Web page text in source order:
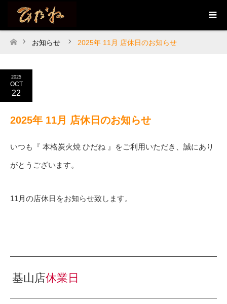
ホーム
お知らせ 2025年 11月 店休日のお知らせ
2025
OCT
22
2025年 11月 店休日のお知らせ
いつも『 本格炭火焼 ひだね 』をご利用いただき、誠にあり
がとうございます。
11月の店休日をお知らせ致します。
基山店休業日